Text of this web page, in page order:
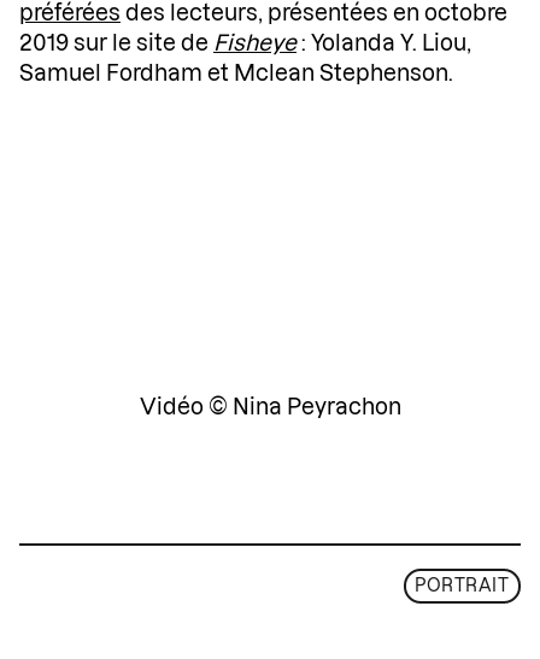
préférées des lecteurs, présentées en octobre
2019 sur le site de Fisheye: Yolanda Y. Liou,
Samuel Fordham et Mclean Stephenson.
Vidéo © Nina Peyrachon
PORTRAIT